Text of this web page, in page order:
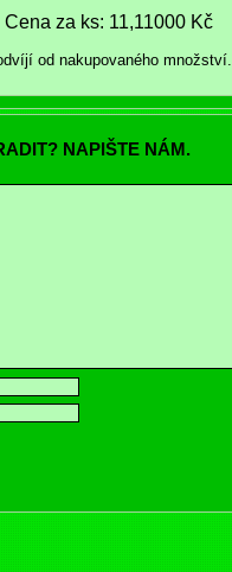
za ks: 11,11000 Kč
od nakupovaného množství.
NAPIŠTE NÁM.